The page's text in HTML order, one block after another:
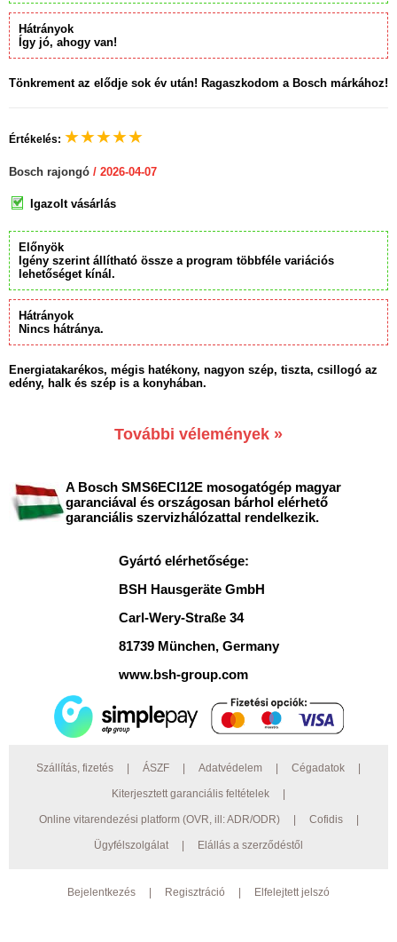
Hátrányok
Így jó, ahogy van!
Tönkrement az elődje sok év után! Ragaszkodom a Bosch márkához!
Értékelés: ★★★★★
Bosch rajongó / 2026-04-07
Igazolt vásárlás
Előnyök
Igény szerint állítható össze a program többféle variációs
lehetőséget kínál.
Hátrányok
Nincs hátránya.
Energiatakarékos, mégis hatékony, nagyon szép, tiszta, csillogó az
edény, halk és szép is a konyhában.
További vélemények »
A Bosch SMS6ECI12E mosogatógép magyar
garanciával és országosan bárhol elérhető
garanciális szervizhálózattal rendelkezik.
Gyártó elérhetősége:
BSH Hausgeräte GmbH
Carl-Wery-Straße 34
81739 München, Germany
www.bsh-group.com
Szállítás, fizetés ÁSZF Adatvédelem Cégadatok
Kiterjesztett garanciális feltételek
Online vitarendezési platform (OVR, ill: ADR/ODR) Cofidis
Ügyfélszolgálat Elállás a szerződéstől
Bejelentkezés Regisztráció Elfelejtett jelszó